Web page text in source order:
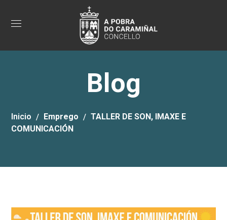
Blog
Inicio Emprego
TALLER DE SON, IMAXE E
COMUNICACIÓN